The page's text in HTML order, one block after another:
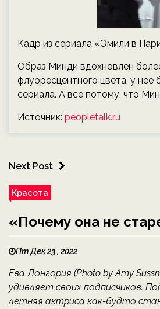
Кадр из сериала «Эмили в
Образ Минди вдохновлен
флуоресцентного цвета, у нее
сериала. А все потому, что
Источник: peopletalk.ru
Next Post
Красота
«Почему она не
Пт Дек 23 , 2022
Ева Лонгория (Photo by Amy
удивляет своих подписчиков.
летняя актриса как-будто